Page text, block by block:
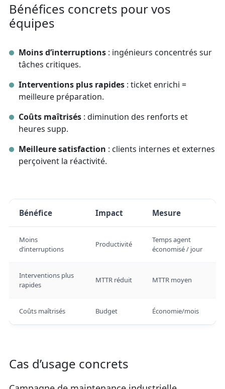
Bénéfices concrets pour vos
équipes
Moins d’interruptions : ingénieurs concentrés sur
tâches critiques.
Interventions plus rapides : ticket enrichi =
meilleure préparation.
Coûts maîtrisés : diminution des renforts et
heures supp.
Meilleure satisfaction : clients internes et externes
perçoivent la réactivité.
Bénéfice Impact Mesure
Moins
d’interruptions
Productivité
Temps agent
économisé / jour
Interventions plus
rapides
MTTR réduit MTTR moyen
Coûts maîtrisés Budget Économie/mois
Cas d’usage concrets